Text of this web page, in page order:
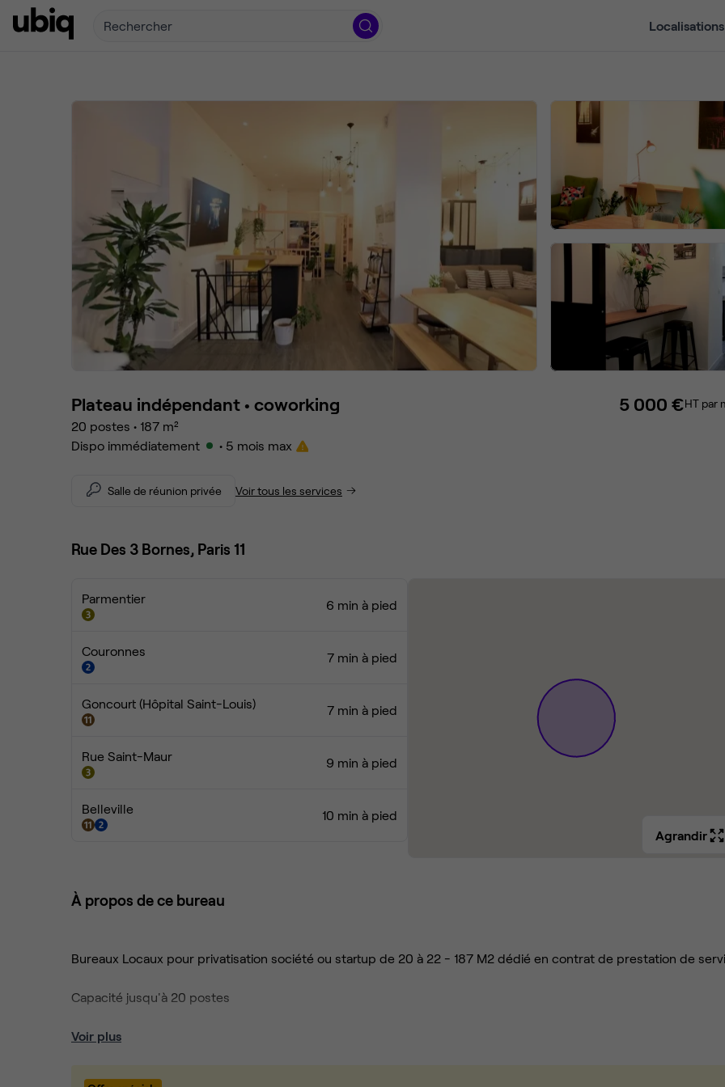
Rechercher Localisations
Plateau indépendant • coworking
20 postes • 187 m²
Dispo immédiatement
• 5 mois max
5 000 €HT par
Salle de réunion privée Voir tous les services
Rue Des 3 Bornes, Paris 11
Parmentier 6 min à pied
Couronnes 7 min à pied
Goncourt (Hôpital Saint-Louis) 7 min à pied
Rue Saint-Maur 9 min à pied
Belleville
10 min à pied
Agrandir
À propos de ce bureau
Bureaux Locaux pour privatisation société ou startup de 20 à 22 - 187 M2 dédié en contrat de prestation de
Capacité jusqu'à 20 postes
Espace très lumineux avec lumière du jour, 3,5 mètres de hauteur sous plafond + baies vitrées sur rue.
Voir plus